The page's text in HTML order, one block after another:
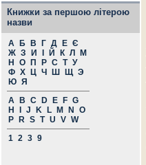
Книжки за першою літерою
назви
А Б В Г Д Е Є
Ж З И Й К Л
М
Н
О П Р С Т У
Ф Х Ц Ч Ш Щ Э
Ю Я
A
B C D E F G
H
J K L M N
O
P
R S T U V W
1 2 3 9